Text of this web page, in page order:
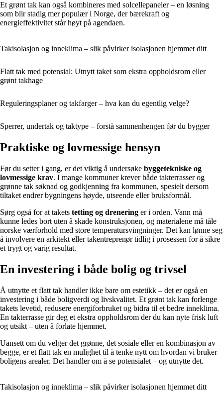
Et grønt tak kan også kombineres med solcellepaneler – en løsning
som blir stadig mer populær i Norge, der bærekraft og
energieffektivitet står høyt på agendaen.
Takisolasjon og inneklima – slik påvirker isolasjonen hjemmet ditt
Flatt tak med potensial: Utnytt taket som ekstra oppholdsrom eller
grønt takhage
Reguleringsplaner og takfarger – hva kan du egentlig velge?
Sperrer, undertak og taktype – forstå sammenhengen før du bygger
Praktiske og lovmessige hensyn
Før du setter i gang, er det viktig å undersøke byggetekniske og
lovmessige krav. I mange kommuner krever både takterrasser og
grønne tak søknad og godkjenning fra kommunen, spesielt dersom
tiltaket endrer bygningens høyde, utseende eller bruksformål.
Sørg også for at takets tetting og drenering er i orden. Vann må
kunne ledes bort uten å skade konstruksjonen, og materialene må tåle
norske værforhold med store temperatursvingninger. Det kan lønne seg
å involvere en arkitekt eller takentreprenør tidlig i prosessen for å sikre
et trygt og varig resultat.
En investering i både bolig og trivsel
Å utnytte et flatt tak handler ikke bare om estetikk – det er også en
investering i både boligverdi og livskvalitet. Et grønt tak kan forlenge
takets levetid, redusere energiforbruket og bidra til et bedre inneklima.
En takterrasse gir deg et ekstra oppholdsrom der du kan nyte frisk luft
og utsikt – uten å forlate hjemmet.
Uansett om du velger det grønne, det sosiale eller en kombinasjon av
begge, er et flatt tak en mulighet til å tenke nytt om hvordan vi bruker
boligens arealer. Det handler om å se potensialet – og utnytte det.
Takisolasjon og inneklima – slik påvirker isolasjonen hjemmet ditt